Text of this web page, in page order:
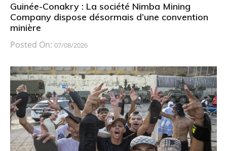
Guinée-Conakry : La société Nimba Mining
Company dispose désormais d’une convention
minière
Posted On: 07/08/2026